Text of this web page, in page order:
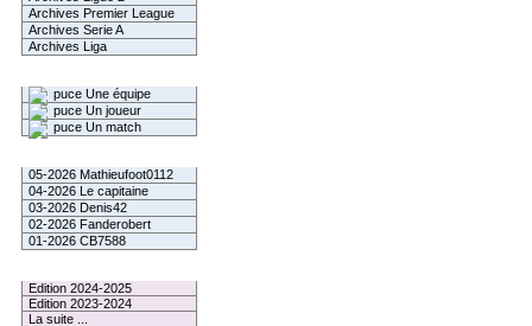
Archives Premier League
Archives Serie A
Archives Liga
Une équipe
Un joueur
Un match
05-2026 Mathieufoot0112
04-2026 Le capitaine
03-2026 Denis42
02-2026 Fanderobert
01-2026 CB7588
Edition 2024-2025
Edition 2023-2024
La suite ...